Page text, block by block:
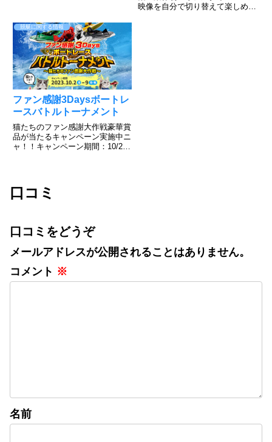
画をご覧下さい。簡単に登録でき
て、好きな色を選んで勝負できる
のがボートレース！だが、そん
な...
映像を自分で切り替えて楽しめ
競艇に関する情報
ファン感謝3Daysボートレ
ースバトルトーナメント
猫たちのファン感謝大作戦豪華賞
品が当たるキャンペーン実施中ニ
ャ！！キャンペーン期間：10/2～
る！キャンペーン投稿をリポスト
するだけInstagra...
口コミ
口コミをどうぞ
メールアドレスが公開されることはありません。
コメント ※
名前